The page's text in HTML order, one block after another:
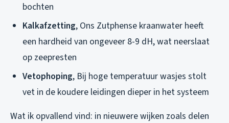
bochten
Kalkafzetting, Ons Zutphense kraanwater heeft
een hardheid van ongeveer 8-9 dH, wat neerslaat
op zeepresten
Vetophoping, Bij hoge temperatuur wasjes stolt
vet in de koudere leidingen dieper in het systeem
Wat ik opvallend vind: in nieuwere wijken zoals delen